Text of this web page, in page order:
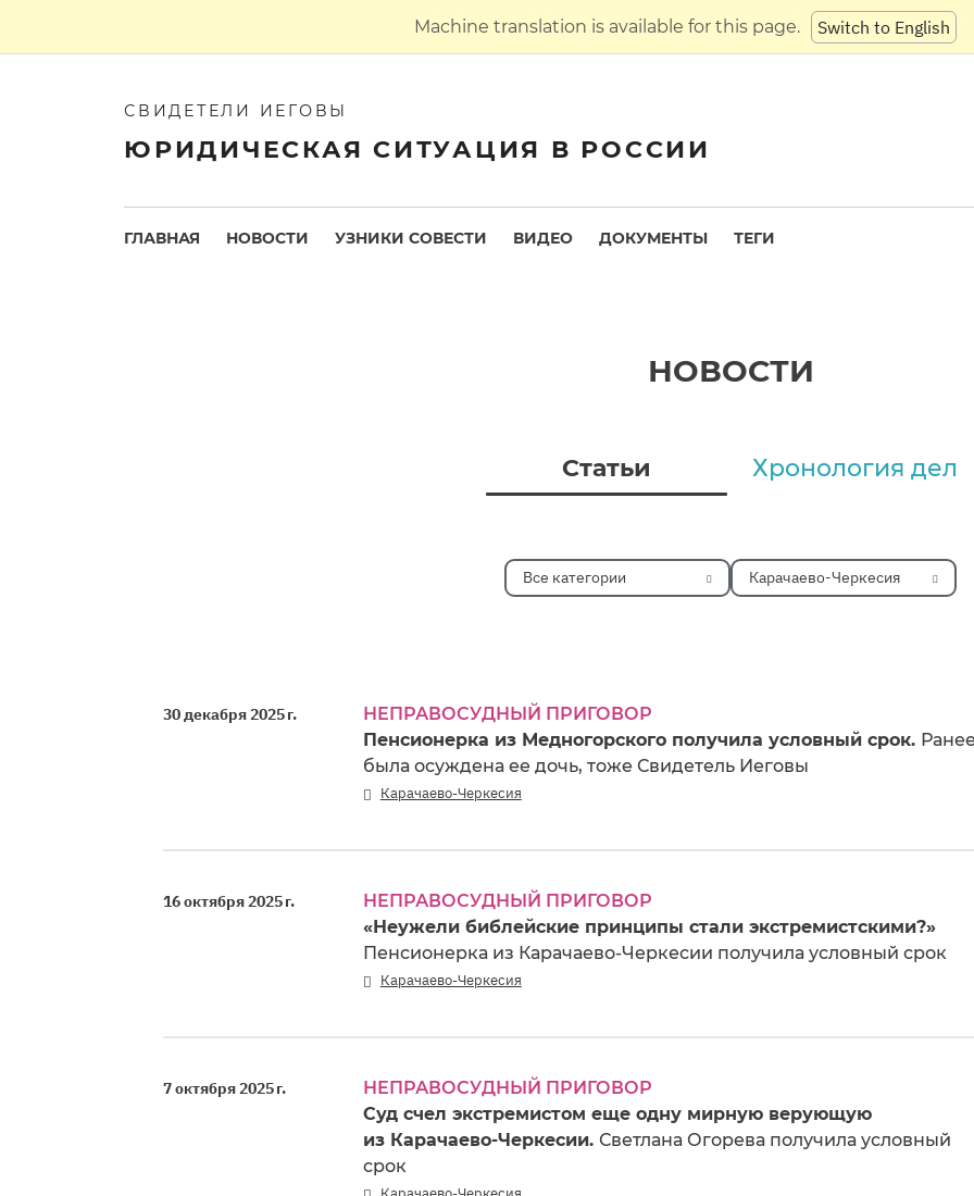
Machine translation is available for this page. Switch to English
СВИДЕТЕЛИ ИЕГОВЫ
ЮРИДИЧЕСКАЯ СИТУАЦИЯ В РОССИИ
ГЛАВНАЯ НОВОСТИ УЗНИКИ СОВЕСТИ ВИДЕО ДОКУМЕНТЫ ТЕГИ
НОВОСТИ
Статьи Хронология дел
Все категории Карачаево-Черкесия
30 декабря 2025 г.
НЕПРАВОСУДНЫЙ ПРИГОВОР
Пенсионерка из Медногорского получила условный срок.
была осуждена ее дочь, тоже Свидетель Иеговы
Карачаево-Черкесия
16 октября 2025 г.
НЕПРАВОСУДНЫЙ ПРИГОВОР
«Неужели библейские принципы стали экстремистскими?»
Пенсионерка из Карачаево-Черкесии получила условный срок
Карачаево-Черкесия
7 октября 2025 г.
НЕПРАВОСУДНЫЙ ПРИГОВОР
Суд счел экстремистом еще одну мирную верующую
из Карачаево-Черкесии. Светлана Огорева получила условный
срок